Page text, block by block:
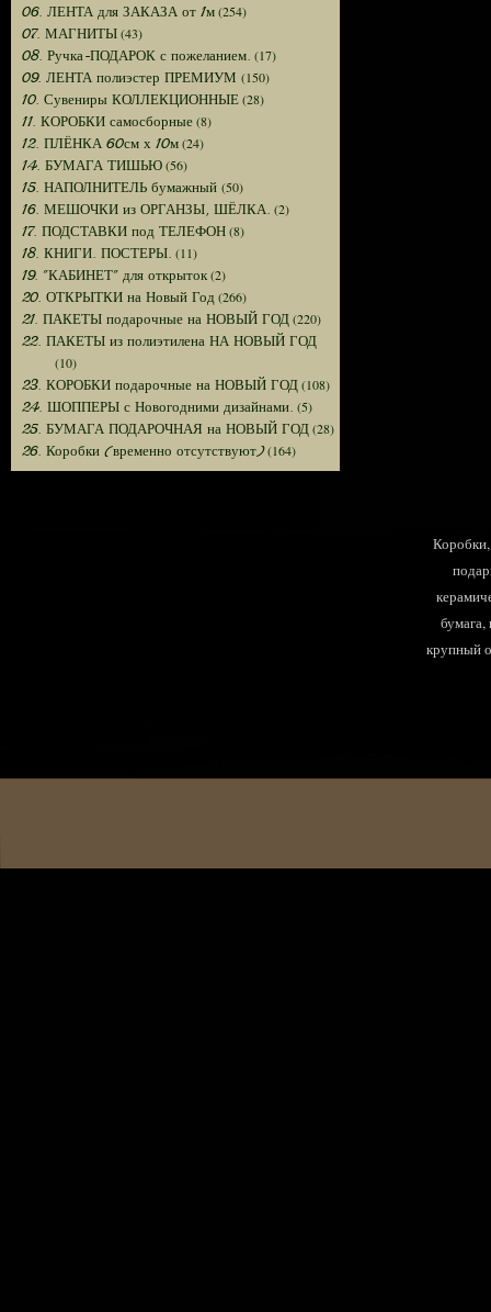
06. ЛЕНТА для ЗАКАЗА от 1м(254)
07. МАГНИТЫ(43)
08. Ручка-ПОДАРОК с пожеланием. (17)
09. ЛЕНТА полиэстер ПРЕМИУМ (150)
10. Сувениры КОЛЛЕКЦИОННЫЕ(28)
11. КОРОБКИ самосборные(8)
12. ПЛЁНКА 60см х 10м(24)
14. БУМАГА ТИШЬЮ(56)
15. НАПОЛНИТЕЛЬ бумажный (50)
16. МЕШОЧКИ из ОРГАНЗЫ, ШЁЛКА. (2)
17. ПОДСТАВКИ под ТЕЛЕФОН(8)
18. КНИГИ. ПОСТЕРЫ. (11)
19. "КАБИНЕТ" для открыток(2)
20. ОТКРЫТКИ на Новый Год (266)
21. ПАКЕТЫ подарочные на НОВЫЙ ГОД(220)
22. ПАКЕТЫ из полиэтилена НА НОВЫЙ ГОД
(10)
23. КОРОБКИ подарочные на НОВЫЙ ГОД(108)
24. ШОППЕРЫ с Новогодними дизайнами. (5)
25. БУМАГА ПОДАРОЧНАЯ на НОВЫЙ ГОД(28)
26. Коробки (временно отсутствуют)(164)
крупный